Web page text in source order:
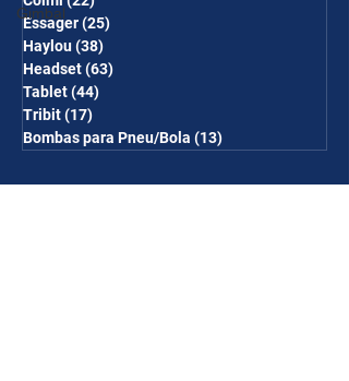
Gimbal
Essager(25)
Haylou(38)
Headset(63)
Tablet(44)
Tribit(17)
Bombas para Pneu/Bola (13)